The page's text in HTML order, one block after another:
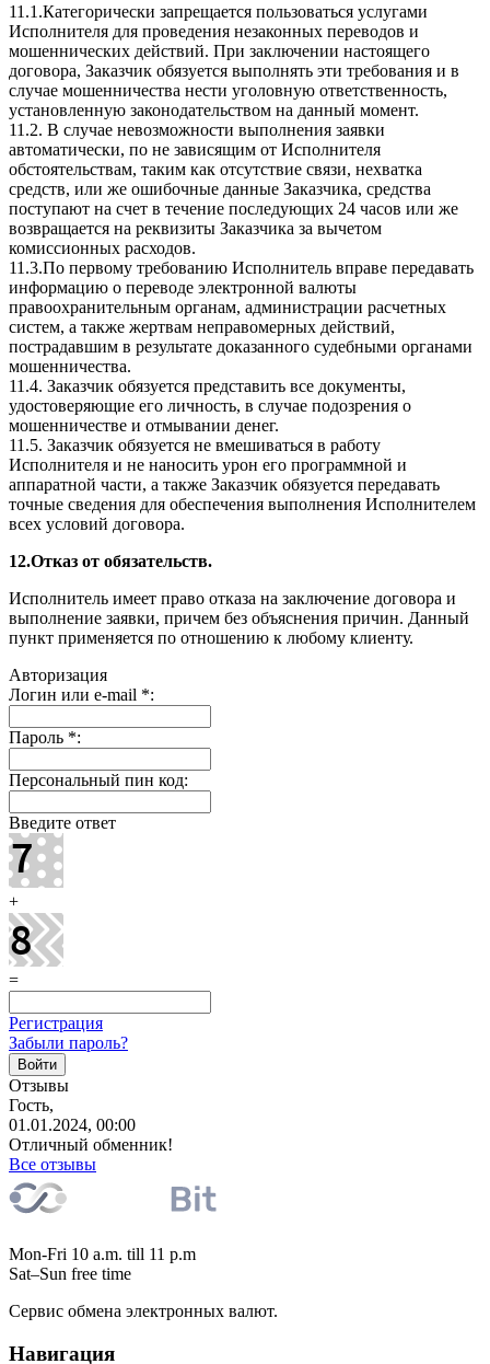
11.1.Категорически запрещается пользоваться услугами
Исполнителя для проведения незаконных переводов и
мошеннических действий. При заключении настоящего
договора, Заказчик обязуется выполнять эти требования и в
случае мошенничества нести уголовную ответственность,
установленную законодательством на данный момент.
11.2. В случае невозможности выполнения заявки
автоматически, по не зависящим от Исполнителя
обстоятельствам, таким как отсутствие связи, нехватка
средств, или же ошибочные данные Заказчика, средства
поступают на счет в течение последующих 24 часов или же
возвращается на реквизиты Заказчика за вычетом
комиссионных расходов.
11.3.По первому требованию Исполнитель вправе передавать
информацию о переводе электронной валюты
правоохранительным органам, администрации расчетных
систем, а также жертвам неправомерных действий,
пострадавшим в результате доказанного судебными органами
мошенничества.
11.4. Заказчик обязуется представить все документы,
удостоверяющие его личность, в случае подозрения о
мошенничестве и отмывании денег.
11.5. Заказчик обязуется не вмешиваться в работу
Исполнителя и не наносить урон его программной и
аппаратной части, а также Заказчик обязуется передавать
точные сведения для обеспечения выполнения Исполнителем
всех условий договора.
12.Отказ от обязательств.
Исполнитель имеет право отказа на заключение договора и
выполнение заявки, причем без объяснения причин. Данный
пункт применяется по отношению к любому клиенту.
Авторизация
Логин или e-mail *:
Пароль *:
Персональный пин код:
Введите ответ
+
=
Регистрация
Забыли пароль?
Отзывы
Гость,
01.01.2024, 00:00
Отличный обменник!
Все отзывы
Mon-Fri 10 a.m. till 11 p.m
Sat–Sun free time
Сервис обмена электронных валют.
Навигация